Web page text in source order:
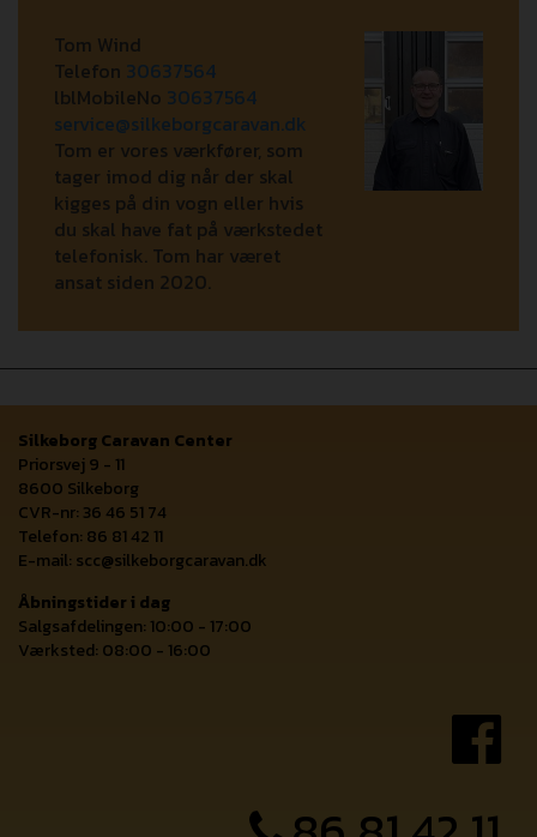
Tom Wind
Telefon 30637564
lblMobileNo 30637564
service@silkeborgcaravan.dk
Tom er vores værkfører, som
tager imod dig når der skal
kigges på din vogn eller hvis
du skal have fat på værkstedet
telefonisk. Tom har været
ansat siden 2020.
Silkeborg Caravan Center
Priorsvej 9 - 11
8600 Silkeborg
CVR-nr: 36 46 51 74
Telefon: 86 81 42 11
E-mail: scc@silkeborgcaravan.dk
Åbningstider i dag
Salgsafdelingen: 10:00 - 17:00
Værksted: 08:00 - 16:00